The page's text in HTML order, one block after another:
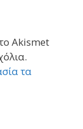
Akismet
τα